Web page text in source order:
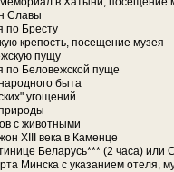
Сла­вы
по Бре­сту
кре­пость, посещение му­зея
пу­щу
по Бе­ло­веж­ской пуще
бы­та
угощений
с жи­вот­ны­ми
ХІІІ ве­ка в Каменце
Бе­ла­русь*** (2 ча­са)
Мин­ска с ука­за­ни­ем оте­ля,